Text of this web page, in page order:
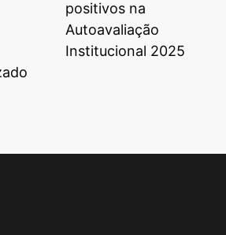
positivos na
Autoavaliação
Institucional 2025